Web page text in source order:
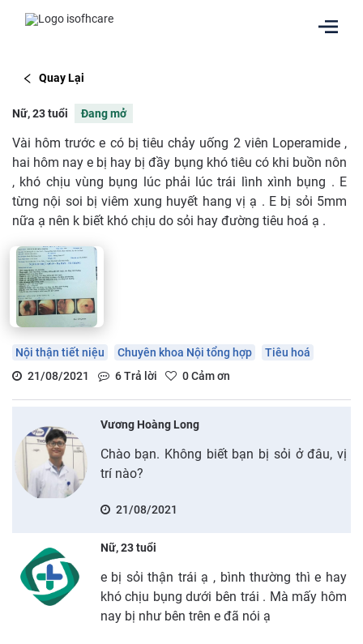
Quay Lại
Nữ, 23 tuổi Đang mở
Vài hôm trước e có bị tiêu chảy uống 2 viên Loperamide ,
hai hôm nay e bị hay bị đầy bụng khó tiêu có khi buồn nôn
, khó chịu vùng bụng lúc phải lúc trái lình xình bụng . E
từng nội soi bị viêm xung huyết hang vị ạ . E bị sỏi 5mm
nữa ạ nên k biết khó chịu do sỏi hay đường tiêu hoá ạ .
Nội thận tiết niệu Chuyên khoa Nội tổng hợp
Tiêu hoá
21/08/2021
6Trả lời 0Cảm ơn
Vương Hoàng Long
Chào bạn. Không biết bạn bị sỏi ở đâu, vị
trí nào?
21/08/2021
Nữ, 23 tuổi
e bị sỏi thận trái ạ , bình thường thì e hay
khó chịu bụng dưới bên trái . Mà mấy hôm
nay bị như bên trên e đã nói ạ